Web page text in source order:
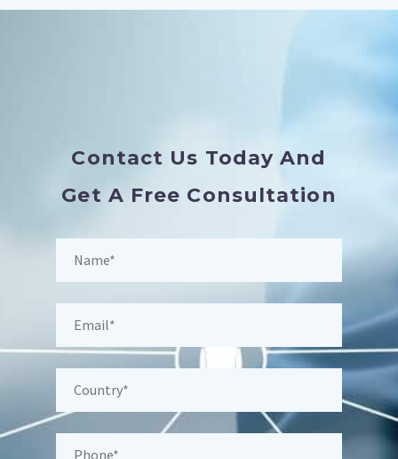
Contact Us Today And
Get A Free Consultation